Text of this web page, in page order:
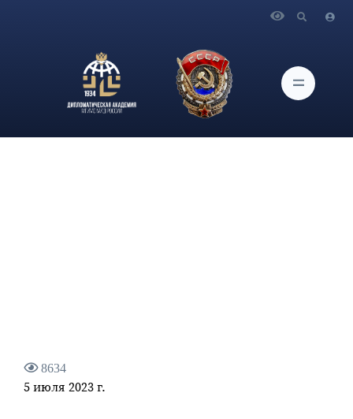
коммуникаций философского факультета МГУ им. М.В.
Ломоносова, руководителя направления «Реклама и связи с
общественностью», канд. филос. наук А.А.Костиковой,
опубликованная в Вестнике Дипломатической академии М
8634
5 июля 2023 г.